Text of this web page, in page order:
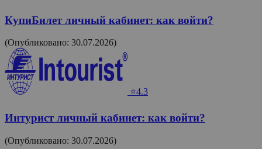
КупиБилет личный кабинет: как войти?
(Опубликовано: 30.07.2026)
⭐4.3
Интурист личный кабинет: как войти?
(Опубликовано: 30.07.2026)